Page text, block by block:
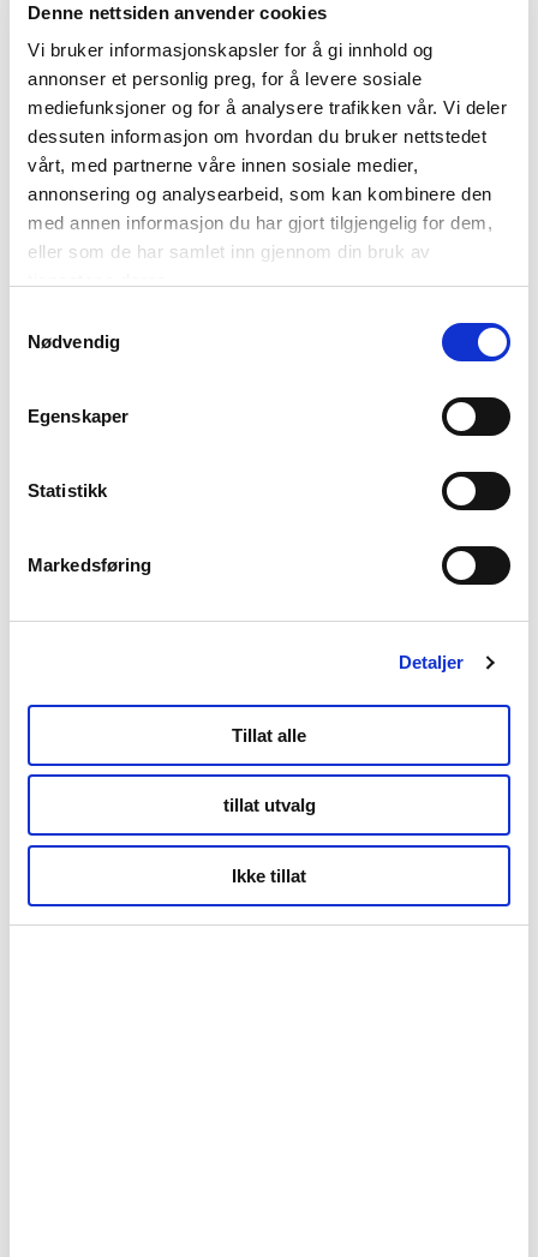
Denne nettsiden anvender cookies
Vi bruker informasjonskapsler for å gi innhold og
annonser et personlig preg, for å levere sosiale
mediefunksjoner og for å analysere trafikken vår. Vi deler
dessuten informasjon om hvordan du bruker nettstedet
vårt, med partnerne våre innen sosiale medier,
annonsering og analysearbeid, som kan kombinere den
med annen informasjon du har gjort tilgjengelig for dem,
eller som de har samlet inn gjennom din bruk av
Nødvendig
Egenskaper
Statistikk
Markedsføring
Detaljer
Tillat alle
tillat utvalg
Ikke tillat
Kunnskapsbasen
Markedsinnsikt
NordNorsk Reiseliv AS
+47 901 77 500
Tollbugata 13,
Storgata 69
Kontor Alta